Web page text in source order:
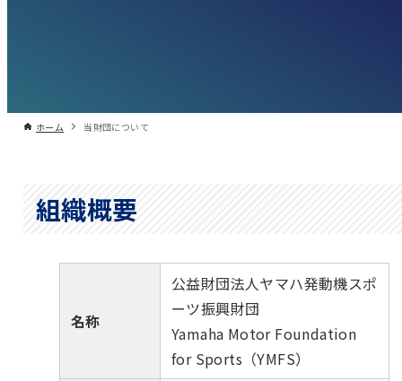
ホーム 当財団について
組織概要
名称
公益財団法人ヤマハ発動機スポ
ーツ振興財団
Yamaha Motor Foundation
for Sports（YMFS）